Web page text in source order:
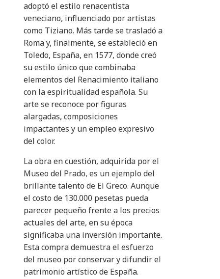
adoptó el estilo renacentista
veneciano, influenciado por artistas
como Tiziano. Más tarde se trasladó a
Roma y, finalmente, se estableció en
Toledo, España, en 1577, donde creó
su estilo único que combinaba
elementos del Renacimiento italiano
con la espiritualidad española. Su
arte se reconoce por figuras
alargadas, composiciones
impactantes y un empleo expresivo
del color.
La obra en cuestión, adquirida por el
Museo del Prado, es un ejemplo del
brillante talento de El Greco. Aunque
el costo de 130.000 pesetas pueda
parecer pequeño frente a los precios
actuales del arte, en su época
significaba una inversión importante.
Esta compra demuestra el esfuerzo
del museo por conservar y difundir el
patrimonio artístico de España.